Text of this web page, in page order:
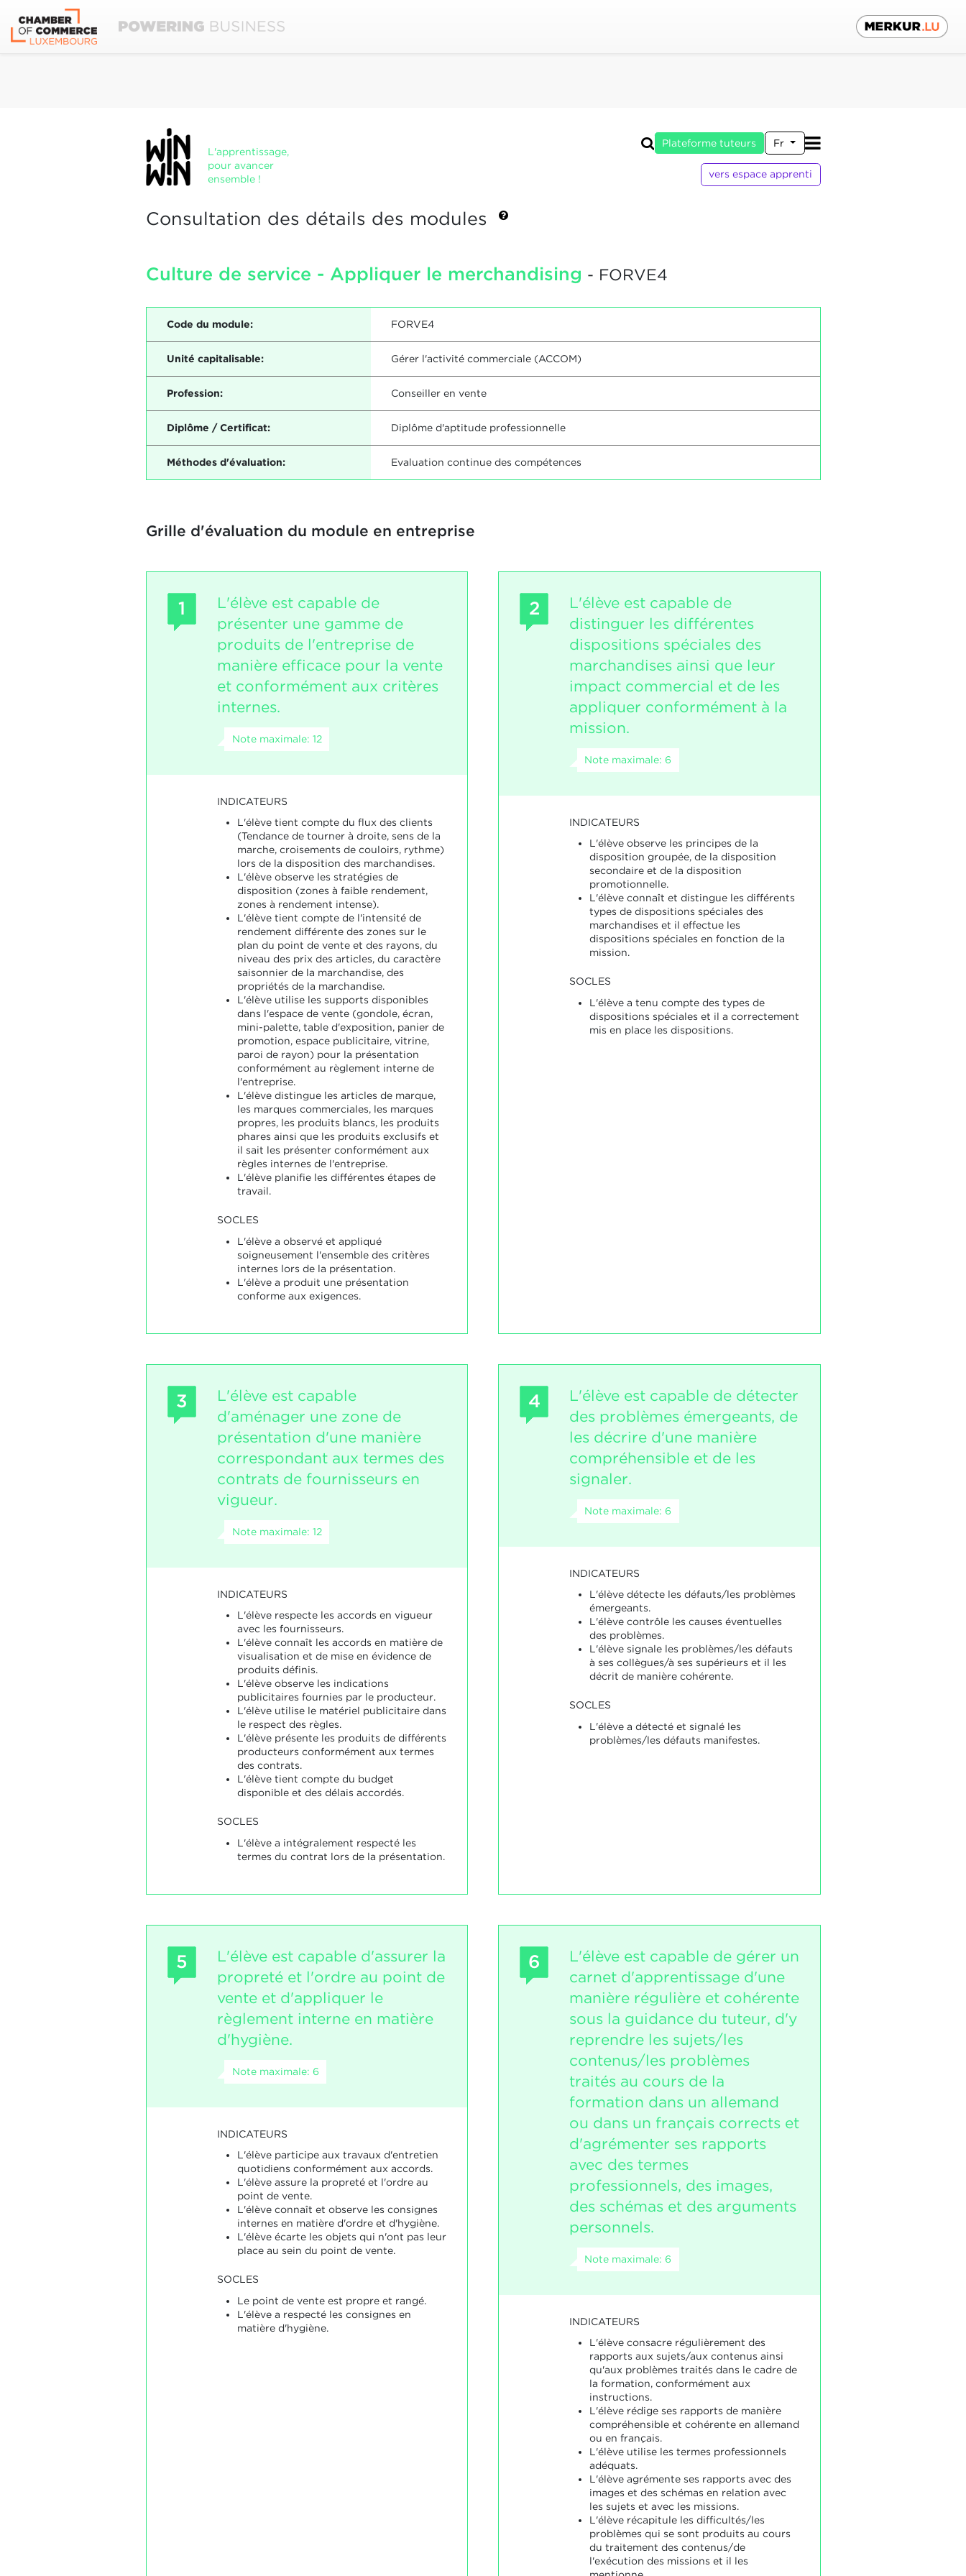
L'apprentissage,
pour avancer
ensemble !
Plateforme tuteurs Fr
vers espace apprenti
Consultation des détails des modules
Culture de service - Appliquer le merchandising - FORVE4
Code du module: FORVE4
Unité capitalisable: Gérer l'activité commerciale (ACCOM)
Profession: Conseiller en vente
Diplôme / Certificat: Diplôme d'aptitude professionnelle
Méthodes d'évaluation: Evaluation continue des compétences
Grille d'évaluation du module en entreprise
1
L'élève est capable de
présenter une gamme de
produits de l'entreprise de
manière efficace pour la vente
et conformément aux critères
internes.
Note maximale: 12
INDICATEURS
L'élève tient compte du flux des clients
(Tendance de tourner à droite, sens de la
marche, croisements de couloirs, rythme)
lors de la disposition des marchandises.
L'élève observe les stratégies de
disposition (zones à faible rendement,
zones à rendement intense).
L'élève tient compte de l'intensité de
rendement différente des zones sur le
plan du point de vente et des rayons, du
niveau des prix des articles, du caractère
saisonnier de la marchandise, des
propriétés de la marchandise.
L'élève utilise les supports disponibles
dans l'espace de vente (gondole, écran,
mini-palette, table d'exposition, panier de
promotion, espace publicitaire, vitrine,
paroi de rayon) pour la présentation
conformément au règlement interne de
l'entreprise.
L'élève distingue les articles de marque,
les marques commerciales, les marques
propres, les produits blancs, les produits
phares ainsi que les produits exclusifs et
il sait les présenter conformément aux
règles internes de l'entreprise.
L'élève planifie les différentes étapes de
travail.
SOCLES
L'élève a observé et appliqué
soigneusement l'ensemble des critères
internes lors de la présentation.
L'élève a produit une présentation
conforme aux exigences.
2
L'élève est capable de
distinguer les différentes
dispositions spéciales des
marchandises ainsi que leur
impact commercial et de les
appliquer conformément à la
mission.
Note maximale: 6
INDICATEURS
L'élève observe les principes de la
disposition groupée, de la disposition
secondaire et de la disposition
promotionnelle.
L'élève connaît et distingue les différents
types de dispositions spéciales des
marchandises et il effectue les
dispositions spéciales en fonction de la
mission.
SOCLES
L'élève a tenu compte des types de
dispositions spéciales et il a correctement
mis en place les dispositions.
3
L'élève est capable
d'aménager une zone de
présentation d'une manière
correspondant aux termes des
contrats de fournisseurs en
vigueur.
Note maximale: 12
INDICATEURS
L'élève respecte les accords en vigueur
avec les fournisseurs.
L'élève connaît les accords en matière de
visualisation et de mise en évidence de
produits définis.
L'élève observe les indications
publicitaires fournies par le producteur.
L'élève utilise le matériel publicitaire dans
le respect des règles.
L'élève présente les produits de différents
producteurs conformément aux termes
des contrats.
L'élève tient compte du budget
disponible et des délais accordés.
SOCLES
L'élève a intégralement respecté les
termes du contrat lors de la présentation.
4
L'élève est capable de détecter
des problèmes émergeants, de
les décrire d'une manière
compréhensible et de les
signaler.
Note maximale: 6
INDICATEURS
L'élève détecte les défauts/les problèmes
émergeants.
L'élève contrôle les causes éventuelles
des problèmes.
L'élève signale les problèmes/les défauts
à ses collègues/à ses supérieurs et il les
décrit de manière cohérente.
SOCLES
L'élève a détecté et signalé les
problèmes/les défauts manifestes.
5
L'élève est capable d'assurer la
propreté et l'ordre au point de
vente et d'appliquer le
règlement interne en matière
d'hygiène.
Note maximale: 6
INDICATEURS
L'élève participe aux travaux d'entretien
quotidiens conformément aux accords.
L'élève assure la propreté et l'ordre au
point de vente.
L'élève connaît et observe les consignes
internes en matière d'ordre et d'hygiène.
L'élève écarte les objets qui n'ont pas leur
place au sein du point de vente.
SOCLES
Le point de vente est propre et rangé.
L'élève a respecté les consignes en
matière d'hygiène.
6
L'élève est capable de gérer un
carnet d'apprentissage d'une
manière régulière et cohérente
sous la guidance du tuteur, d'y
reprendre les sujets/les
contenus/les problèmes
traités au cours de la
formation dans un allemand
ou dans un français corrects et
d'agrémenter ses rapports
avec des termes
professionnels, des images,
des schémas et des arguments
personnels.
Note maximale: 6
INDICATEURS
L'élève consacre régulièrement des
rapports aux sujets/aux contenus ainsi
qu'aux problèmes traités dans le cadre de
la formation, conformément aux
instructions.
L'élève rédige ses rapports de manière
compréhensible et cohérente en allemand
ou en français.
L'élève utilise les termes professionnels
adéquats.
L'élève agrémente ses rapports avec des
images et des schémas en relation avec
les sujets et avec les missions.
L'élève récapitule les difficultés/les
problèmes qui se sont produits au cours
du traitement des contenus/de
l'exécution des missions et il les